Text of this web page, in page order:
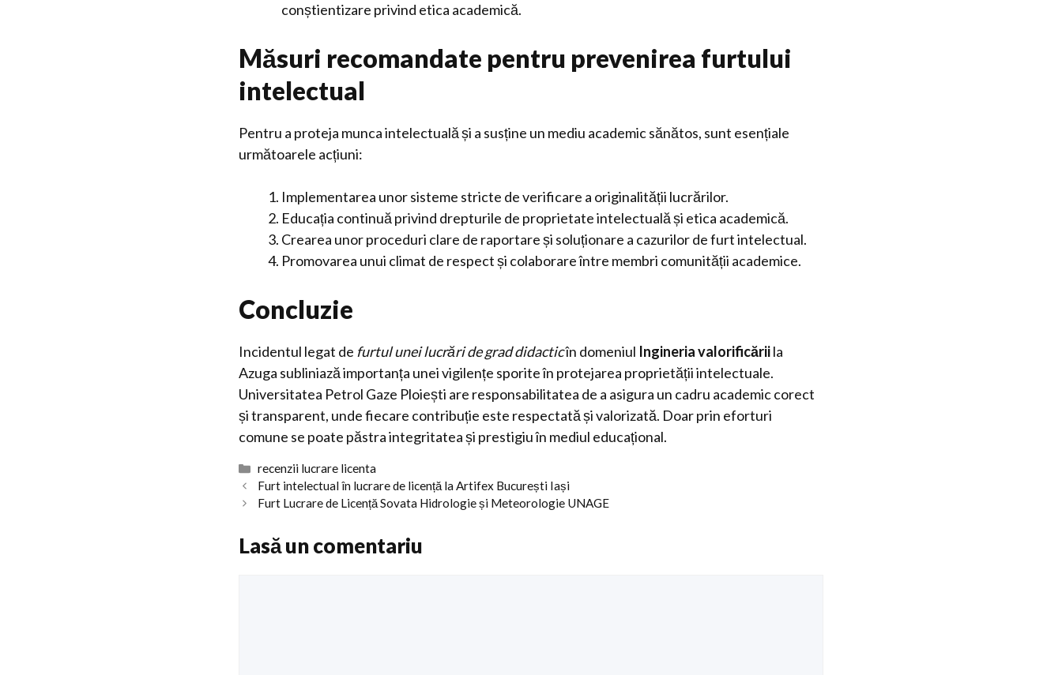
conștientizare privind etica academică.
Măsuri recomandate pentru prevenirea furtului
intelectual
Pentru a proteja munca intelectuală și a susține un mediu academic sănătos, sunt esențiale
următoarele acțiuni:
Implementarea unor sisteme stricte de verificare a originalității lucrărilor.
Educația continuă privind drepturile de proprietate intelectuală și etica academică.
Crearea unor proceduri clare de raportare și soluționare a cazurilor de furt intelectual.
Promovarea unui climat de respect și colaborare între membri comunității academice.
Concluzie
Incidentul legat de furtul unei lucrări de grad didacticîn domeniul Ingineria valorificăriila
Azuga subliniază importanța unei vigilențe sporite în protejarea proprietății intelectuale.
Universitatea Petrol Gaze Ploiești are responsabilitatea de a asigura un cadru academic corect
și transparent, unde fiecare contribuție este respectată și valorizată. Doar prin eforturi
comune se poate păstra integritatea și prestigiu în mediul educațional.
Categorii
recenzii lucrare licenta
Furt intelectual în lucrare de licență la Artifex București Iași
Furt Lucrare de Licență Sovata Hidrologie și Meteorologie UNAGE
Lasă un comentariu